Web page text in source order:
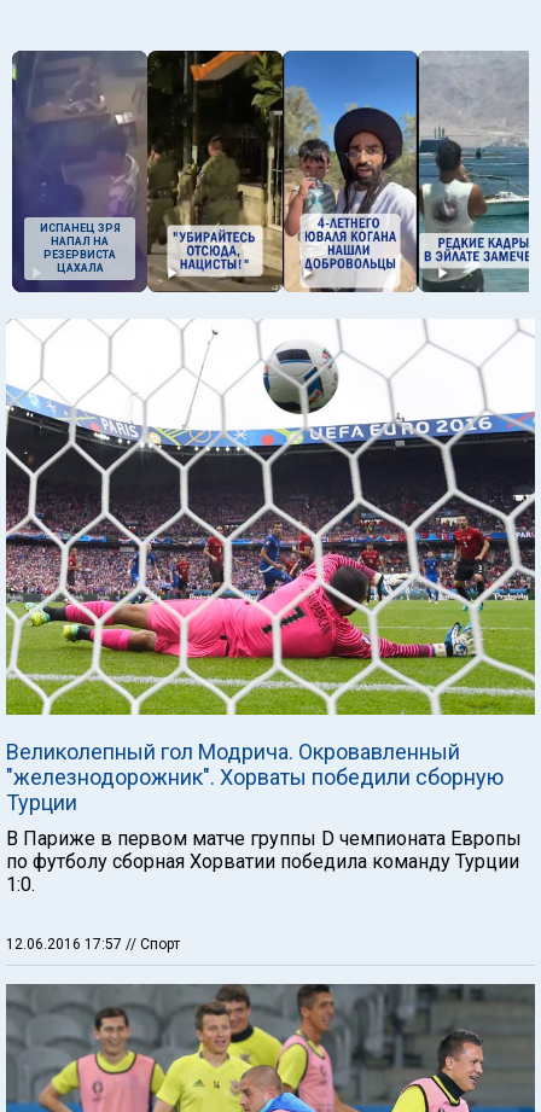
ИСПАНЕЦ ЗРЯ
НАПАЛ НА
РЕЗЕРВИСТА
ЦАХАЛА
Великолепный гол Модрича. Окровавленный
"железнодорожник". Хорваты победили сборную
Турции
В Париже в первом матче группы D чемпионата Европы
по футболу сборная Хорватии победила команду Турции
1:0.
12.06.2016 17:57 // Спорт